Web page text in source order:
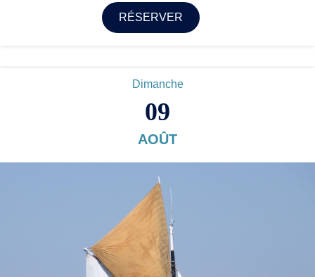
RÉSERVER
Dimanche
09
AOÛT